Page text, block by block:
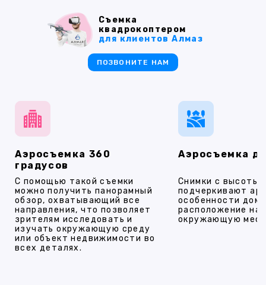
Аэросъемка 360
градусов
С помощью такой съемки
можно получить панорамный
обзор, охватывающий все
направления, что позволяет
зрителям исследовать и
изучать окружающую среду
или объект недвижимости во
всех деталях.
Аэросъемка
Снимки с высоты
подчеркивают
особенности
расположение на
окружающую
Съемка
квадрокоптером
для клиентов Алмаз
ПОЗВОНИТЕ НАМ